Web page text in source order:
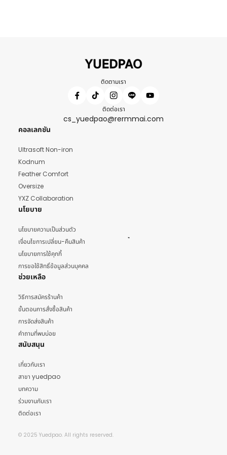
ติดตามเรา
ติดต่อเรา
cs_yuedpao@rermmai.com
คอลเลกชัน
Ultrasoft Non-iron
Kodnum
Feather Comfort
Oversize
YXZ Collaboration
นโยบาย
นโยบายความเป็นส่วนตัว
เงื่อนไขการเปลี่ยน-คืนสินค้า
นโยบายการใช้คุกกี้
การขอใช้สิทธิ์ข้อมูลส่วนบุคคล
ช่วยเหลือ
วิธีการสมัครร้านค้า
ขั้นตอนการสั่งซื้อสินค้า
การจัดส่งสินค้า
คำถามที่พบบ่อย
สนับสนุน
เกี่ยวกับเรา
สาขา yuedpao
บทความ
ร่วมงานกับเรา
ติดต่อเรา
© 2025 Yuedpao. All rights reserved.